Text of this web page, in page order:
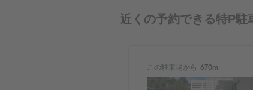
近くの予約できる特P駐
この駐車場から 670m